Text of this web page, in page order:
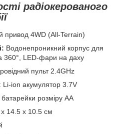
радіокерованого
привод 4WD (All-Terrain)
Водонепроникний корпус для
360°, LED-фари на даху
пульт 2.4GHz
Li-ion акумулятор 3.7V
розміру АА
14.5 х 10.5 см